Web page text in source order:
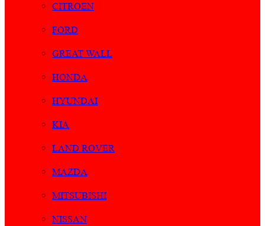
CITROEN
FORD
GREAT WALL
HONDA
HYUNDAI
KIA
LAND ROVER
MAZDA
MITSUBISHI
NISSAN